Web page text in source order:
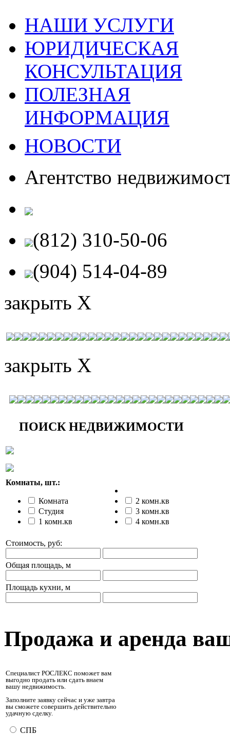
НАШИ УСЛУГИ
ЮРИДИЧЕСКАЯ
КОНСУЛЬТАЦИЯ
ПОЛЕЗНАЯ
ИНФОРМАЦИЯ
НОВОСТИ
Агентство
(812) 310-50-06
(904) 514-04-89
закрыть X
закрыть X
ПОИСК НЕДВИЖИМОСТИ
Комнаты, шт.:
Комната
Студия
1 комн.кв
2 комн.кв
3 комн.кв
4 комн.кв
Стоимость, руб:
Общая площадь, м
Площадь кухни, м
Продажа и аренда
Специалист РОСЛЕКС поможет вам
выгодно продать или сдать внаем
вашу недвижимость.
Заполните заявку сейчас и уже завтра
вы сможете совершить действительно
удачную сделку.
СПБ